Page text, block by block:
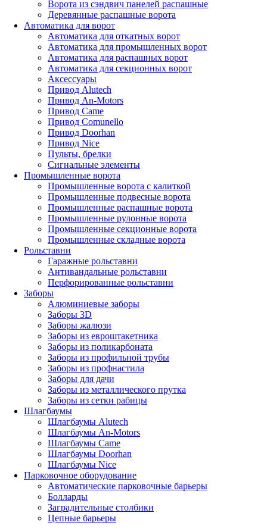
Ворота из сэндвич панелей распашные
Деревянные распашные ворота
Автоматика для ворот
Автоматика для откатных ворот
Автоматика для промышленных ворот
Автоматика для распашных ворот
Автоматика для секционных ворот
Аксессуары
Привод Alutech
Привод An-Motors
Привод Came
Привод Comunello
Привод Doorhan
Привод Nice
Пульты, брелки
Сигнальные элементы
Промышленные ворота
Промышленные ворота с калиткой
Промышленные подвесные ворота
Промышленные распашные ворота
Промышленные рулонные ворота
Промышленные секционные ворота
Промышленные складные ворота
Рольставни
Гаражные рольставни
Антивандальные рольставни
Перфорированные рольставни
Заборы
Алюминиевые заборы
Заборы 3D
Заборы жалюзи
Заборы из евроштакетника
Заборы из поликарбоната
Заборы из профильной трубы
Заборы из профнастила
Заборы для дачи
Заборы из металлического прутка
Заборы из сетки рабицы
Шлагбаумы
Шлагбаумы Alutech
Шлагбаумы An-Motors
Шлагбаумы Came
Шлагбаумы Doorhan
Шлагбаумы Nice
Парковочное оборудование
Автоматические парковочные барьеры
Болларды
Заградительные столбики
Цепные барьеры